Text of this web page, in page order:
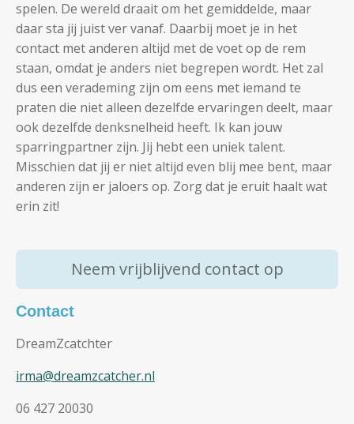
spelen. De wereld draait om het gemiddelde, maar
daar sta jij juist ver vanaf. Daarbij moet je in het
contact met anderen altijd met de voet op de rem
staan, omdat je anders niet begrepen wordt. Het zal
dus een verademing zijn om eens met iemand te
praten die niet alleen dezelfde ervaringen deelt, maar
ook dezelfde denksnelheid heeft. Ik kan jouw
sparringpartner zijn. Jij hebt een uniek talent.
Misschien dat jij er niet altijd even blij mee bent, maar
anderen zijn er jaloers op. Zorg dat je eruit haalt wat
erin zit!
Neem vrijblijvend contact op
Contact
DreamZcatchter
irma@dreamzcatcher.nl
06 427 20030